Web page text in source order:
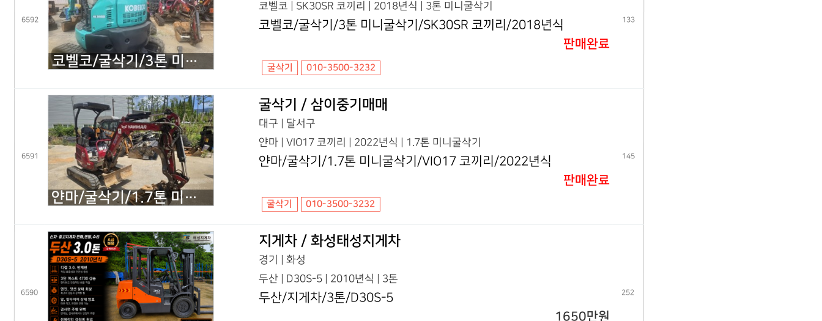
6592
코벨코/굴삭기/3톤 미니굴삭기/SK30SR 코끼리/2018년식
코벨코 | SK30SR 코끼리 | 2018년식 | 3톤 미니굴삭기
코벨코/굴삭기/3톤 미니굴삭기/SK30SR 코끼리/2018년식
판매완료
굴삭기 010-3500-3232
133
6591
얀마/굴삭기/1.7톤 미니굴삭기/VIO17 코끼리/2022년식
굴삭기 / 삼이중기매매
대구 | 달서구
얀마 | VIO17 코끼리 | 2022년식 | 1.7톤 미니굴삭기
얀마/굴삭기/1.7톤 미니굴삭기/VIO17 코끼리/2022년식
판매완료
굴삭기 010-3500-3232
145
6590
지게차 / 화성태성지게차
경기 | 화성
두산 | D30S-5 | 2010년식 | 3톤
두산/지게차/3톤/D30S-5
1650만원
252